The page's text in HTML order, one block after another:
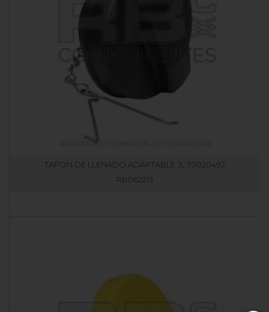
TAPON DE LLENADO ADAPTABLE JL 70020492
RB062213